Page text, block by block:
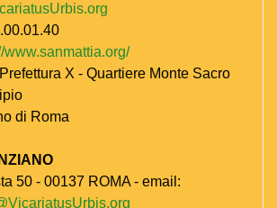
www.sanmattia.org/
X - Quartiere Monte Sacro
di Roma
50 - 00137 ROMA - email: